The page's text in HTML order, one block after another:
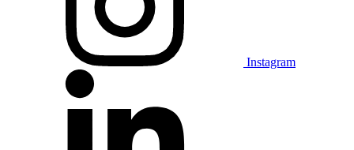
Instagram